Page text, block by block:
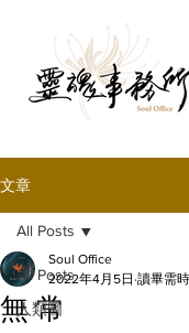
文章
All Posts
人類圖
All Posts
無 常
Soul Office
2022年4月5日 讀畢需